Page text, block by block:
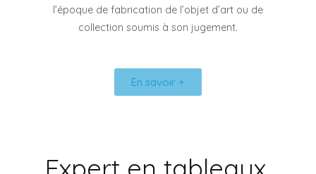
l’époque de fabrication de l’objet d’art ou de
collection soumis à son jugement.
En savoir +